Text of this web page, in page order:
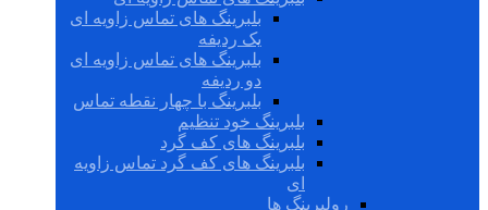
بلبرینگ های تماس زاویه ای
یک ردیفه
بلبرینگ های تماس زاویه ای
دو ردیفه
بلبرینگ با چهار نقطه تماس
بلبرینگ خود تنظیم
بلبرینگ های کف گرد
بلبرینگ های کف گرد تماس زاویه
ای
رولبرینگ ها